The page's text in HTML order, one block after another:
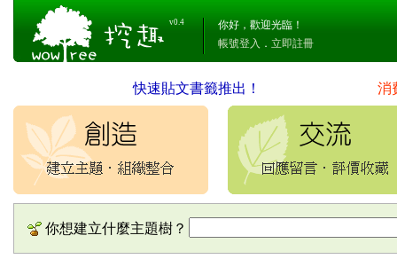
v0.4
你好，歡迎光臨！
帳號登入 ． 立即註冊
快速貼文書籤推出！ 消
你想建立什麼主題樹？